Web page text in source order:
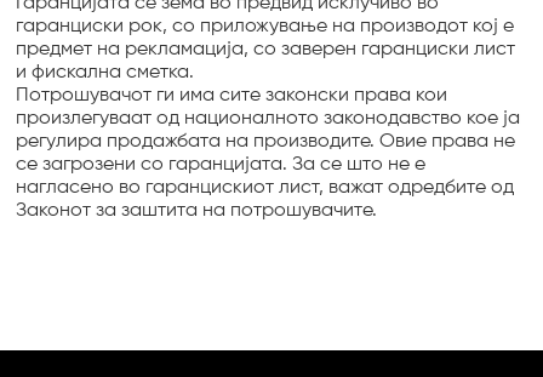
гаранциски рок, со приложување на производот кој е
предмет на рекламација, со заверен гаранциски лист
и фискална сметка.
Потрошувачот ги има сите законски права кои
произлегуваат од националното законодавство кое ја
регулира продажбата на производите. Овие права не
се загрозени со гаранцијата. За се што не е
нагласено во гаранцискиот лист, важат одредбите од
Законот за заштита на потрошувачите.